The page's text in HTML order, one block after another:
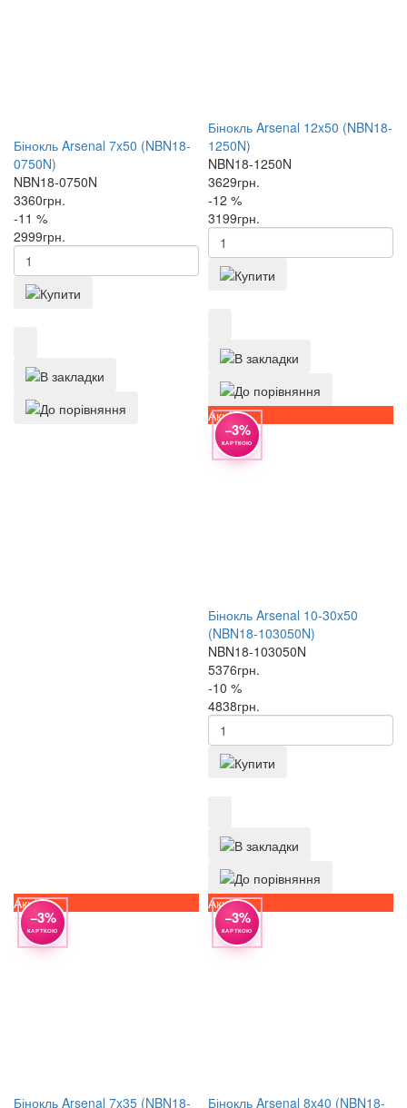
Бінокль Arsenal 7x50 (NBN18-
0750N)
NBN18-0750N
3360грн.
-11 %
2999грн.
Бінокль Arsenal 12x50 (NBN18-
1250N)
NBN18-1250N
3629грн.
-12 %
3199грн.
Акція
−3%
КАРТКОЮ
Бінокль Arsenal 10-30x50
(NBN18-103050N)
NBN18-103050N
5376грн.
-10 %
4838грн.
Акція
−3%
КАРТКОЮ
Бінокль Arsenal 7x35 (NBN18-
Акція
−3%
КАРТКОЮ
Бінокль Arsenal 8x40 (NBN18-